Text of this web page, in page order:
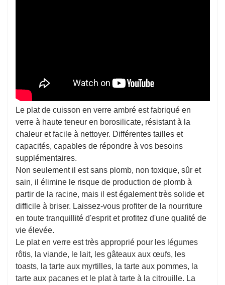
Le plat de cuisson en verre ambré est fabriqué en
verre à haute teneur en borosilicate, résistant à la
chaleur et facile à nettoyer. Différentes tailles et
capacités, capables de répondre à vos besoins
supplémentaires.
Non seulement il est sans plomb, non toxique, sûr et
sain, il élimine le risque de production de plomb à
partir de la racine, mais il est également très solide et
difficile à briser. Laissez-vous profiter de la nourriture
en toute tranquillité d'esprit et profitez d'une qualité de
vie élevée.
Le plat en verre est très approprié pour les légumes
rôtis, la viande, le lait, les gâteaux aux œufs, les
toasts, la tarte aux myrtilles, la tarte aux pommes, la
tarte aux pacanes et le plat à tarte à la citrouille. La